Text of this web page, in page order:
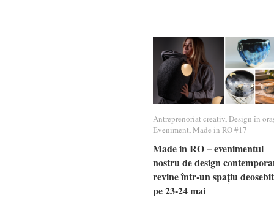
Antreprenoriat creativ,Design în
Eveniment,Made in RO #17
Made in RO – evenimentul
nostru de design
revine într-un spațiu
pe 23-24 mai
Antreprenoriat creativ Design în
Eveniment Made in RO #17
Made in RO – evenimentul
nostru de design
revine într-un spațiu
pe 23-24 mai